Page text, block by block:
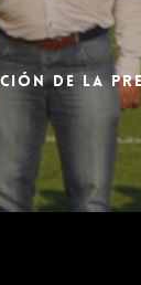
DE LA